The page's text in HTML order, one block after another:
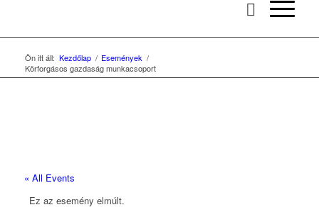
Ön itt áll: Kezdőlap / Események /
Körforgásos gazdaság munkacsoport
« All Events
Ez az esemény elmúlt.